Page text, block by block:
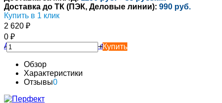
Доставка до ТК (ПЭК, Деловые линии): 990 руб.
Купить в 1 клик
2 620 ₽
0 ₽
-
+Купить
Обзор
Характеристики
Отзывы0